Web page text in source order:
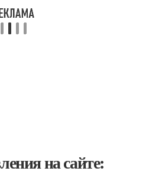
на сайте: